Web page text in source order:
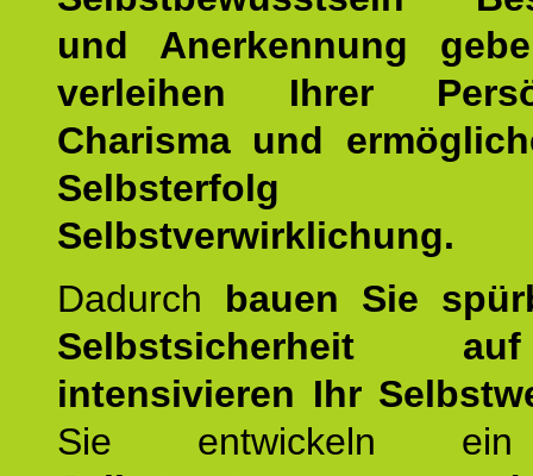
und Anerkennung
verleihen Ihrer
Charisma und
Selbstverwirklichung.
Dadurch bauen Sie
Selbstsicherheit
intensivieren Ihr
Sie entwickeln ein